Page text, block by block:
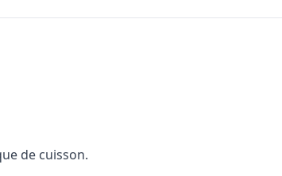
de cuisson.